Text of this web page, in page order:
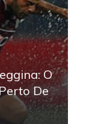
O
De